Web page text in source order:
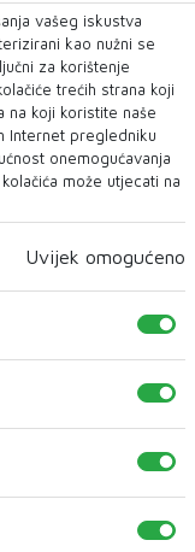
vašeg iskustva
kao nužni se
za korištenje
trećih strana koji
na koji koristite naše
Internet pregledniku
onemogućavanja
može utjecati na
Uvijek omogućeno